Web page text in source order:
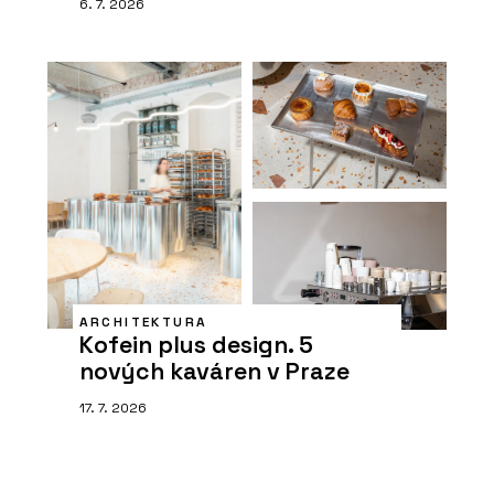
6. 7. 2026
ARCHITEKTURA
Kofein plus design. 5
nových kaváren v Praze
17. 7. 2026